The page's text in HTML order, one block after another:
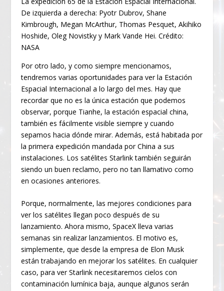
De izquierda a derecha: Pyotr Dubrov, Shane
Kimbrough, Megan McArthur, Thomas Pesquet, Akihiko
Hoshide, Oleg Novistky y Mark Vande Hei. Crédito:
NASA
Por otro lado, y como siempre mencionamos,
tendremos varias oportunidades para ver la Estación
Espacial Internacional a lo largo del mes. Hay que
recordar que no es la única estación que podemos
observar, porque Tianhe, la estación espacial china,
también es fácilmente visible siempre y cuando
sepamos hacia dónde mirar. Además, está habitada por
la primera expedición mandada por China a sus
instalaciones. Los satélites Starlink también seguirán
siendo un buen reclamo, pero no tan llamativo como
en ocasiones anteriores.
Porque, normalmente, las mejores condiciones para
ver los satélites llegan poco después de su
lanzamiento. Ahora mismo, SpaceX lleva varias
semanas sin realizar lanzamientos. El motivo es,
simplemente, que desde la empresa de Elon Musk
están trabajando en mejorar los satélites. En cualquier
caso, para ver Starlink necesitaremos cielos con
contaminación lumínica baja, aunque algunos serán